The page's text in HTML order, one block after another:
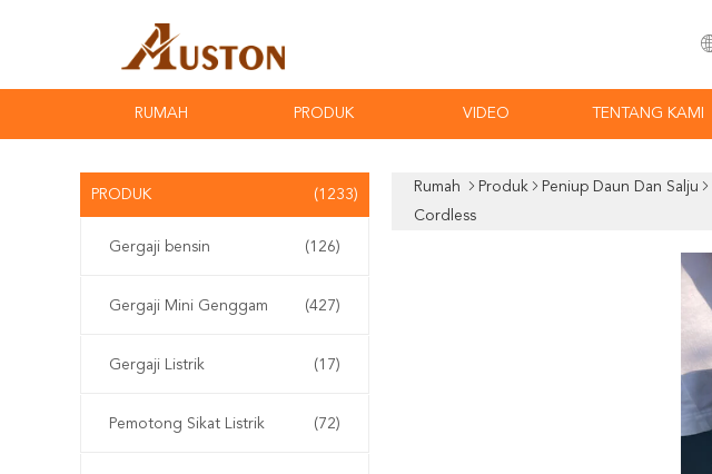
RUMAH PRODUK VIDEO TENTANG KAMI
PRODUK (1233)
Gergaji bensin (126)
Gergaji Mini Genggam (427)
Gergaji Listrik (17)
Pemotong Sikat Listrik (72)
Rumah Produk Peniup Daun Dan Salju
Cordless